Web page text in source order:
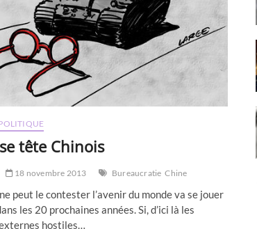
tête Chinois
18 novembre 2013 Bureaucratie Chine
peut le contester l’avenir du monde va se jouer
les 20 prochaines années. Si, d’ici là les
hostiles…